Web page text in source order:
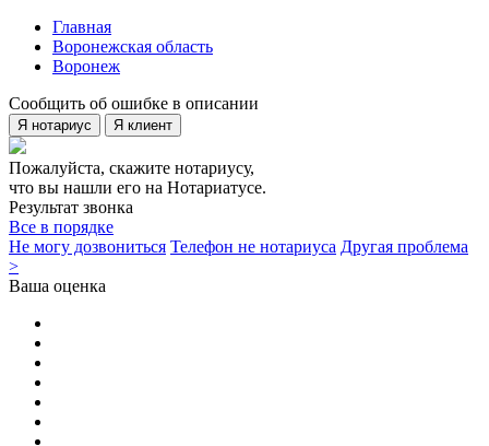
Главная
Воронежская область
Воронеж
Сообщить об ошибке в описании
Я нотариус Я клиент
Пожалуйста, скажите нотариусу,
что вы нашли его на Нотариатусе.
Результат звонка
Все в порядке
Не могу дозвониться Телефон не нотариуса Другая проблема
>
Ваша оценка